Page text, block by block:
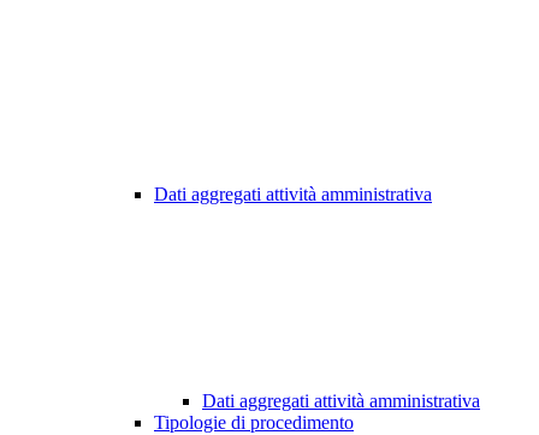
Dati aggregati attività amministrativa
Dati aggregati attività amministrativa
Tipologie di procedimento